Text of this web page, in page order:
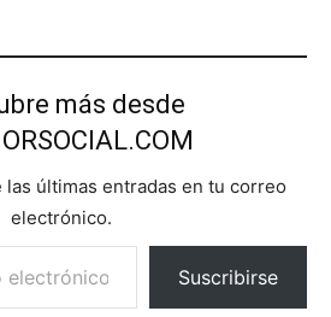
más desde
últimas entradas en tu correo
electrónico.
Suscribirse